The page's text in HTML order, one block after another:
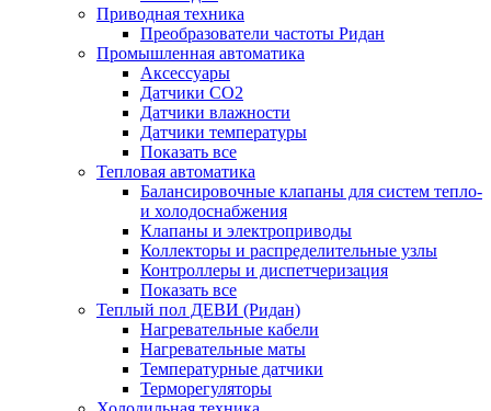
Приводная техника
Преобразователи частоты Ридан
Промышленная автоматика
Аксессуары
Датчики CO2
Датчики влажности
Датчики температуры
Показать все
Тепловая автоматика
Балансировочные клапаны для систем тепло-
и холодоснабжения
Клапаны и электроприводы
Коллекторы и распределительные узлы
Контроллеры и диспетчеризация
Показать все
Теплый пол ДЕВИ (Ридан)
Нагревательные кабели
Нагревательные маты
Температурные датчики
Терморегуляторы